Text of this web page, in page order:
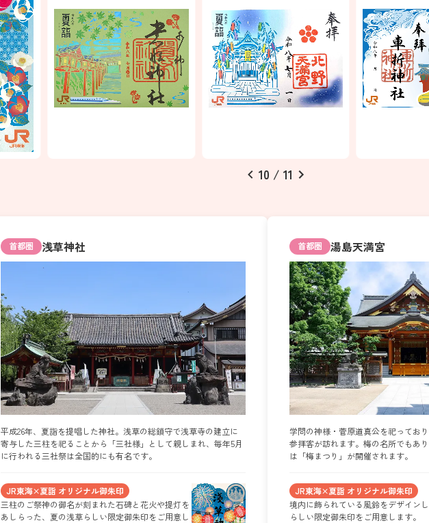
…
11 / 11
首都圏 浅草神社
平成26年、夏詣を提唱した神社。浅草の総鎖守で浅草寺の建立に
寄与した三柱を祀ることから「三社様」として親しまれ、毎年5月
に行われる三社祭は全国的にも有名です。
JR東海×夏詣 オリジナル御朱印
三柱のご祭神の御名が刻まれた石碑と花火や提灯を
あしらった、夏の浅草らしい限定御朱印をご用意し
首都圏 湯島天満宮
学問の神様・菅原道真公を祀ってお
参拝客が訪れます。梅の名所でもあ
は「梅まつり」が開催されます。
JR東海×夏詣 オリジナル御朱印
境内に飾られている風鈴をデザイン
らしい限定御朱印をご用意します。